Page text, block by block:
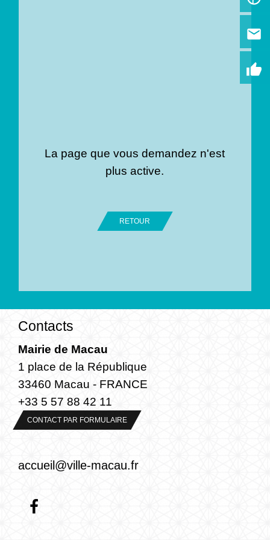
La page que vous demandez n'est
plus active.
RETOUR
email
thumb_up
Contacts
Mairie de Macau
1 place de la République
33460 Macau - FRANCE
+33 5 57 88 42 11
CONTACT PAR FORMULAIRE
accueil@ville-macau.fr